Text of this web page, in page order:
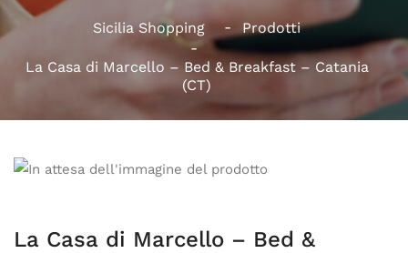
Sicilia Shopping Prodotti
La Casa di Marcello – Bed & Breakfast – Catania
(CT)
La Casa di Marcello – Bed &